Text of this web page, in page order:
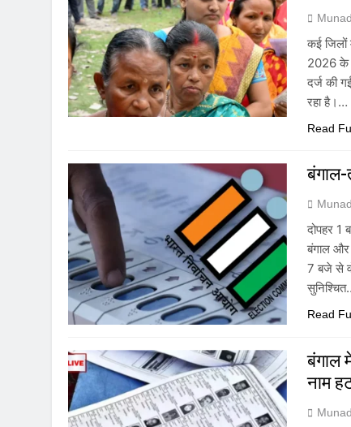
कई जिलों
2026 के
दर्ज की
रहा है।…
Read
बंगाल-
दोपहर 1
बंगाल और
7 बजे से
Read
बंगाल
नाम